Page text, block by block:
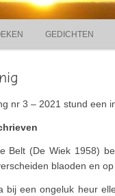
GEDICHTEN
nr 3 – 2021 stund een
Belt (De Wiek 1958)
blaoden en
bij een ongeluk heur